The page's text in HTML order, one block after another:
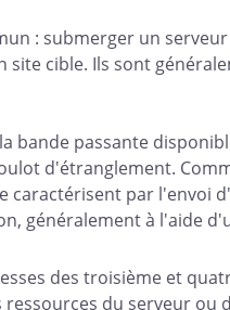
: submerger un
cible. Ils sont
bande passante
d'étranglement.
caractérisent par l'envoi
généralement à l'aide
des troisième et
du serveur ou